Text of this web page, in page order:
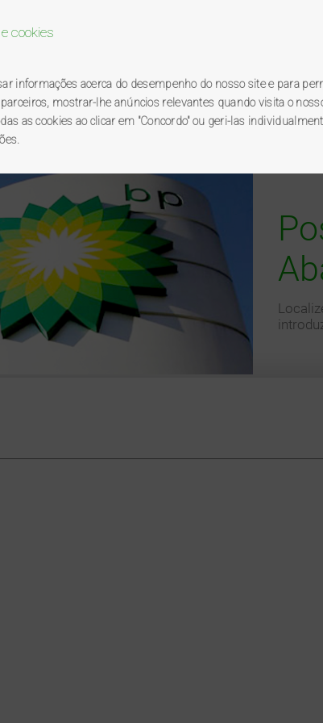
cookies
informações acerca do desempenho do nosso site e para
mostrar-lhe anúncios relevantes quando visita o
as cookies ao clicar em "Concordo" ou geri-las
catálogo de brindes promoções